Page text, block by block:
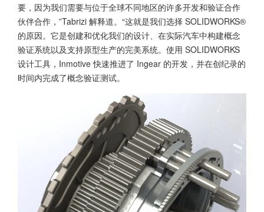
要，因为我们需要与位于全球不同地区的许多开发和验证合作
伙伴合作，”Tabrizi 解释道。“这就是我们选择 SOLIDWORKS®
的原因。它是创建和优化我们的设计、在实际汽车中构建概念
验证系统以及支持原型生产的完美系统。使用 SOLIDWORKS
设计工具，Inmotive 快速推进了 Ingear 的开发，并在创纪录的
时间内完成了概念验证测试。